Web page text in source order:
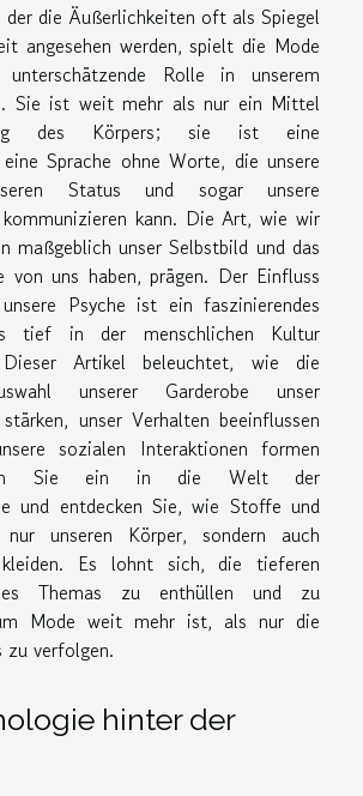
die Äußerlichkeiten oft als Spiegel
angesehen werden, spielt die Mode
Rolle in unserem
Sie ist weit mehr als nur ein Mittel
des Körpers; sie ist eine
Sprache ohne Worte, die unsere
Status und sogar unsere
kommunizieren kann. Die Art, wie wir
maßgeblich unser Selbstbild und das
von uns haben, prägen. Der Einfluss
Psyche ist ein faszinierendes
tief in der menschlichen Kultur
Artikel beleuchtet, wie die
unserer Garderobe unser
unser Verhalten beeinflussen
sozialen Interaktionen formen
Sie ein in die Welt der
und entdecken Sie, wie Stoffe und
unseren Körper, sondern auch
Es lohnt sich, die tieferen
Themas zu enthüllen und zu
Mode weit mehr ist, als nur die
zu verfolgen.
hinter der